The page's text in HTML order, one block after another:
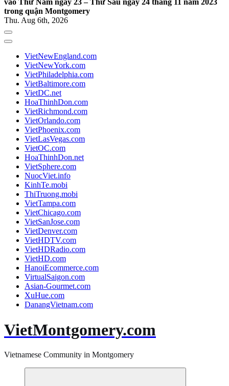
vào Thứ Năm ngày 23 – Thứ Sáu ngày 24 tháng 11 năm 2023
trong quận Montgomery
Thu. Aug 6th, 2026
VietNewEngland.com
VietNewYork.com
VietPhiladelphia.com
VietBaltimore.com
VietDC.net
HoaThinhDon.com
VietRichmond.com
VietOrlando.com
VietPhoenix.com
VietLasVegas.com
VietOC.com
HoaThinhDon.net
VietSphere.com
NuocViet.info
KinhTe.mobi
ThiTruong.mobi
VietTampa.com
VietChicago.com
VietSanJose.com
VietDenver.com
VietHDTV.com
VietHDRadio.com
VietHD.com
HanoiEcommerce.com
VirtualSaigon.com
Asian-Gourmet.com
XuHue.com
DanangVietnam.com
VietMontgomery.com
Vietnamese Community in Montgomery